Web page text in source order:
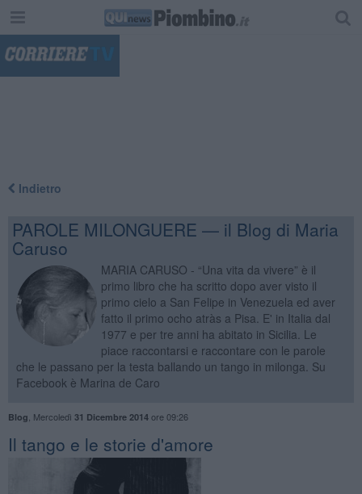
Indietro
PAROLE MILONGUERE — il Blog di Maria
Caruso
MARIA CARUSO - “Una vita da vivere” è il
primo libro che ha scritto dopo aver visto il
primo cielo a San Felipe in Venezuela ed aver
fatto il primo ocho atràs a Pisa. E' in Italia dal
1977 e per tre anni ha abitato in Sicilia. Le
piace raccontarsi e raccontare con le parole
che le passano per la testa ballando un tango in milonga. Su
Facebook è Marina de Caro
Blog Mercoledì 31 Dicembre 2014ore 09:26
Il tango e le storie d'amore